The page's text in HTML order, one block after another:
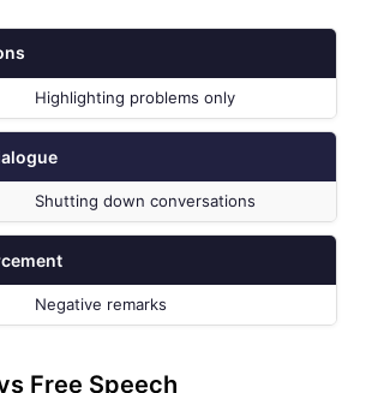
Highlighting problems only
Shutting down conversations
Negative remarks
Free Speech